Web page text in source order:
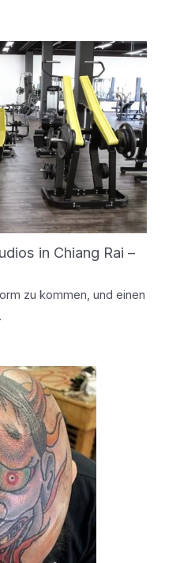
in Chiang Rai –
zu kommen, und einen